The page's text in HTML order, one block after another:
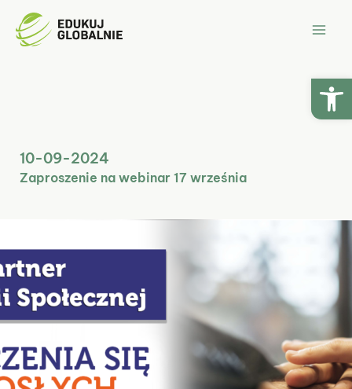
Przejdź
10-09-2024
Zaproszenie na webinar 17 września